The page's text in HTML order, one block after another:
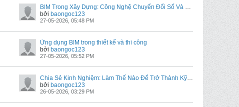
BIM Trong Xây Dựng: Công Nghệ Chuyển Đổi Số Và Cơ Hội Phát Triển Tại TEVC
bởi baongoc123
27-05-2026, 05:48 PM
Ứng dụng BIM trong thiết kế và thi công
bởi baongoc123
27-05-2026, 05:52 PM
Chia Sẻ Kinh Nghiệm: Làm Thế Nào Để Trở Thành Kỹ Sư BIM Với Thu Nhập Cao Trong Ngành Xây Dựng Hiện Đại?
bởi baongoc123
26-05-2026, 03:29 PM